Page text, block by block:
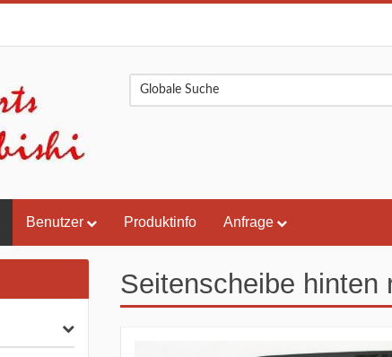
Benutzer Produktinfo Anfrage
Seitenscheibe hinten